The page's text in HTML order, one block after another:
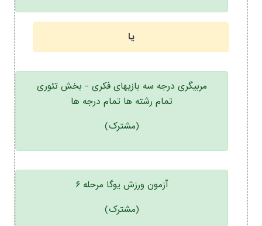
یا
مربیگری درجه سه بازیهای فکری - بخش تئوری
تمام رشته ها تمام درجه ها
(مشترک)
آزمون ورزش یوگا مرحله ۶
(مشترک)